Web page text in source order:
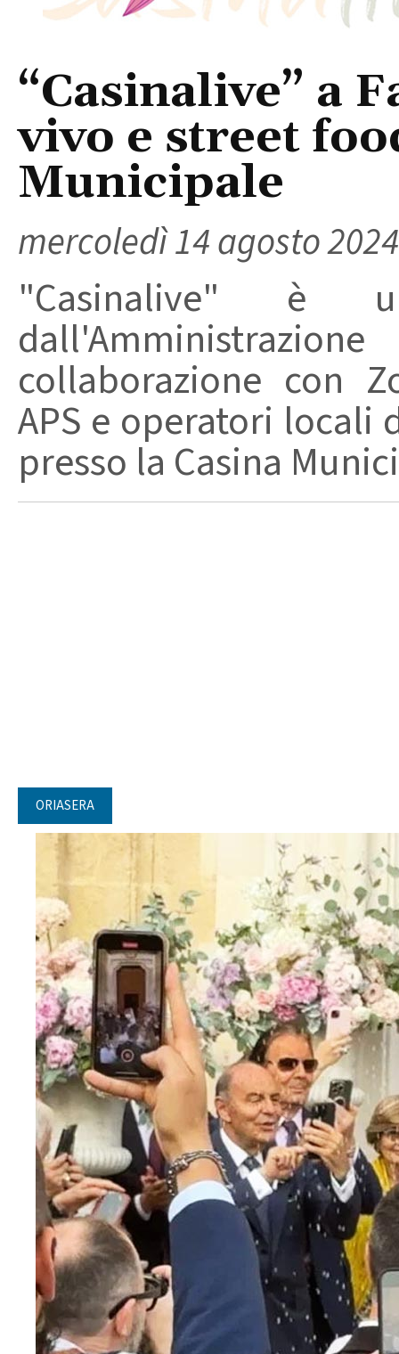
“Casinalive” a
vivo e street
Municipale
mercoledì 14 agosto 2024
"Casinalive" è
collaborazione con
APS e operatori locali
presso la Casina
ORIASERA